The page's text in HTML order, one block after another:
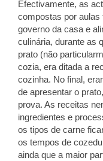
Efectivamente, as
compostas por
governo da casa e
culinária, durante as
prato (não
cozia, era ditada a
cozinha. No final,
de apresentar o
prova. As receitas
ingredientes e
os tipos de carne
os tempos de
ainda que a maior